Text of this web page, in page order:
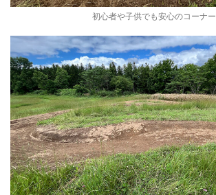
初心者や子供でも安心のコーナー